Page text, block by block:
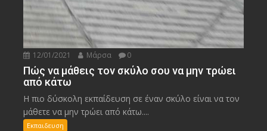
12/01/2021 Μάρσα 0
Πώς να μάθεις τον σκύλο σου να μην τρώει
από κάτω
Η πιο δύσκολη εκπαίδευση σε έναν σκύλο είναι να τον
μάθετε να μην τρώει από κάτω....
Εκπαιδευση